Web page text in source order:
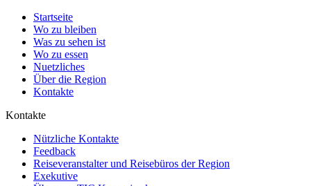
Startseite
Wo zu bleiben
Was zu sehen ist
Wo zu essen
Nuetzliches
Über die Region
Kontakte
Kontakte
Nützliche Kontakte
Feedback
Reiseveranstalter und Reisebüros der Region
Exekutive